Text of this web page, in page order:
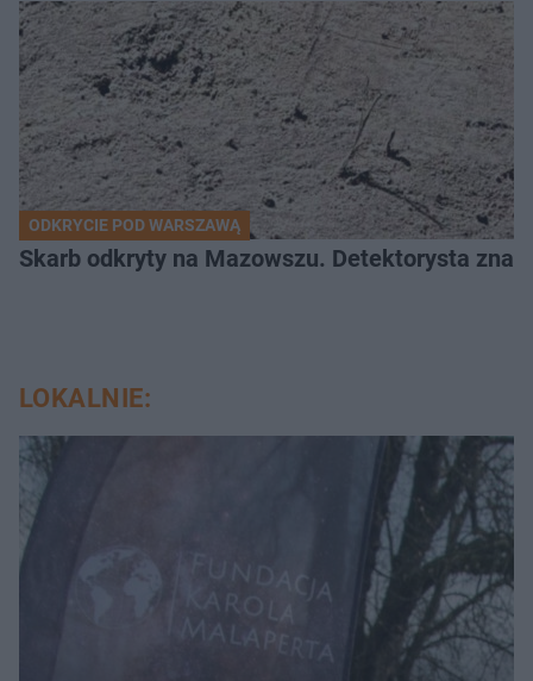
ODKRYCIE POD WARSZAWĄ
Skarb odkryty na Mazowszu. Detektorysta
LOKALNIE: